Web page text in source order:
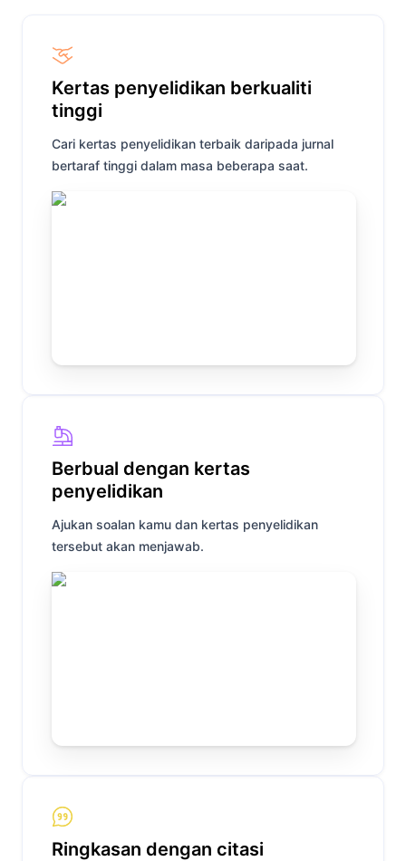
Kertas penyelidikan berkualiti
tinggi
Cari kertas penyelidikan terbaik daripada jurnal
bertaraf tinggi dalam masa beberapa saat.
Berbual dengan kertas
penyelidikan
Ajukan soalan kamu dan kertas penyelidikan
tersebut akan menjawab.
Ringkasan dengan citasi